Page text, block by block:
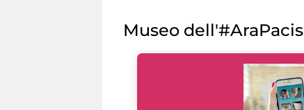
Museo dell'#AraPacis